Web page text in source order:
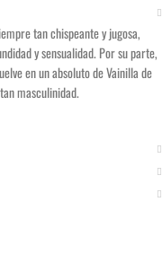
tan chispeante y jugosa,
y sensualidad. Por su parte,
en un absoluto de Vainilla de
masculinidad.